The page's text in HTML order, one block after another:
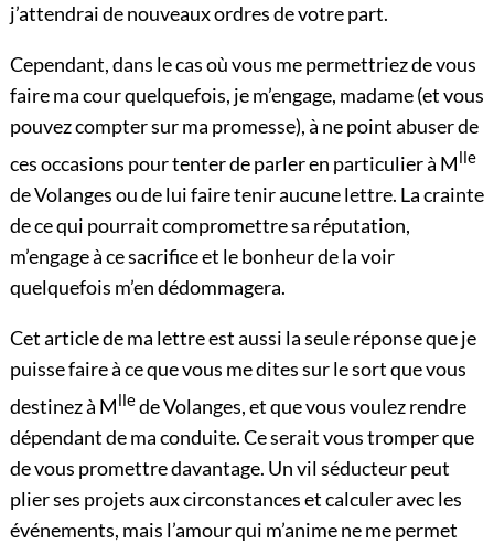
j’attendrai de nouveaux ordres de votre part.
Cependant, dans le cas où vous me permettriez de vous
faire ma cour quelquefois, je m’engage, madame (et vous
pouvez compter sur ma promesse), à ne point abuser de
ces occasions pour tenter de parler en particulier à Mlle
de Volanges ou de lui faire tenir aucune lettre. La crainte
de ce qui pourrait compromettre sa réputation,
m’engage à ce sacrifice et le bonheur de la voir
quelquefois m’en dédommagera.
Cet article de ma lettre est aussi la seule réponse que je
puisse faire à ce que vous me dites sur le sort que vous
destinez à Mllede Volanges, et que vous voulez rendre
dépendant de ma conduite. Ce serait vous tromper que
de vous promettre davantage. Un vil séducteur peut
plier ses projets aux circonstances et calculer avec les
événements, mais l’amour qui m’anime ne me permet